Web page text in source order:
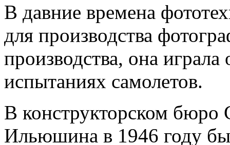
В давние времена
для производства
производства, она
испытаниях самолетов.
В конструкторском бюро
Ильюшина в 1946 году